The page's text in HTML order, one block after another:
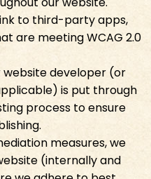
to third-party apps,
are meeting WCAG 2.0
developer (or
is put through
process to ensure
measures, we
(internally and